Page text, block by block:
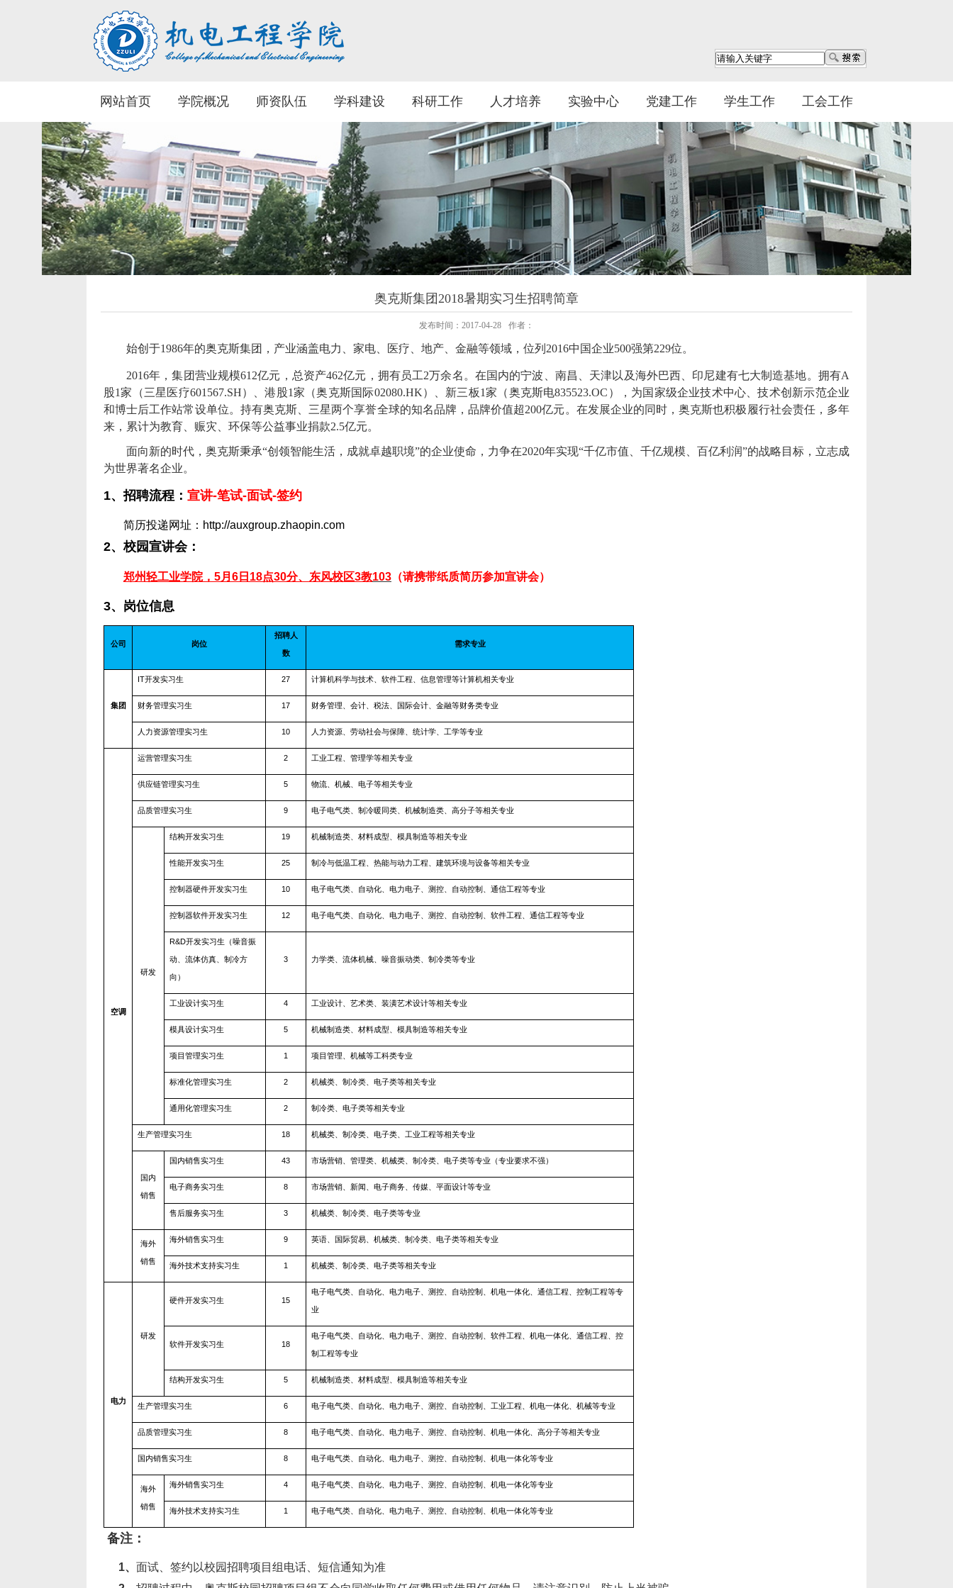
网站首页 学院概况 师资队伍 学科建设 科研工作 人才培养 实验中心 党建工作 学生工作 工会工作
奥克斯集团2018暑期实习生招聘简章
发布时间：2017-04-28 作者：
始创于1986年的奥克斯集团，产业涵盖电力、家电、医疗、地产、金融等领域，位列 2016中国企业500强第229位。
2016年，集团营业规模612亿元，总资产462亿元，拥有员工2万余名。在国内的宁波、南昌、天津以及海外巴西、印尼建有七大制造基地。拥有A
股1家（三星医疗601567.SH）、港股1家（奥克斯国际02080.HK）、新三板1家（奥克斯电835523.OC ），为国家级企业技术中心、技术创新示范企业
和博士后工作站常设单位。持有奥克斯、三星两个享誉全球的知名品牌，品牌价值超200亿元。在发展企业的同时，奥克斯也积极履行社会责任，多年
来，累计为教育、赈灾、环保等公益事业捐款2.5亿元。
面向新的时代，奥克斯秉承“创领智能生活，成就卓越职境”的企业使命，力争在2020年实现“千亿市值、千亿规模、百亿利润”的战略目标，立志成
为世界著名企业。
1、招聘流程： 宣讲-笔试-面试-签约
简历投递网址： http://auxgroup.zhaopin.com
2、校园宣讲会：
郑州轻工业学院， 5月 6日 18点30分、东风校区3教103 （请携带纸质简历参加宣讲会）
3、岗位信息
公司 岗位
招聘人
数
需求专业
集团
IT开发实习生 27 计算机科学与技术、软件工程、信息管理等计算机相关专业
财务管理实习生 17 财务管理、会计、税法、国际会计、金融等财务类专业
人力资源管理实习生 10 人力资源、劳动社会与保障、统计学、工学等专业
空调
运营管理实习生 2 工业工程、管理学等相关专业
供应链管理实习生 5 物流、机械、电子等相关专业
品质管理实习生 9 电子电气类、制冷暖同类、机械制造类、高分子等相关专业
研发
结构开发实习生 19 机械制造类、材料成型、模具制造等相关专业
性能开发实习生 25 制冷与低温工程、热能与动力工程、建筑环境与设备等相关专业
控制器硬件开发实习生 10 电子电气类、自动化、电力电子、测控、自动控制、通信工程等专业
控制器软件开发实习生 12 电子电气类、自动化、电力电子、测控、自动控制、软件工程、通信工程等专业
R&D开发实习生（噪音振
动、流体仿真、制冷方
向）
3 力学类、流体机械、噪音振动类、制冷类等专业
工业设计实习生 4 工业设计、艺术类、装潢艺术设计等相关专业
模具设计实习生 5 机械制造类、材料成型、模具制造等相关专业
项目管理实习生 1 项目管理、机械等工科类专业
标准化管理实习生 2 机械类、制冷类、电子类等相关专业
通用化管理实习生 2 制冷类、电子类等相关专业
生产管理实习生 18 机械类、制冷类、电子类、工业工程等相关专业
国内
销售
国内销售实习生 43 市场营销、管理类、机械类、制冷类、电子类等专业（专业要求不强）
电子商务实习生 8 市场营销、新闻、电子商务、传媒、平面设计等专业
售后服务实习生 3 机械类、制冷类、电子类等专业
海外
销售
海外销售实习生 9 英语、国际贸易、机械类、制冷类、电子类等相关专业
海外技术支持实习生 1 机械类、制冷类、电子类等相关专业
电力
研发
硬件开发实习生 15
电子电气类、自动化、电力电子、测控、自动控制、机电一体化、通信工程、控制工程等专
业
软件开发实习生 18
电子电气类、自动化、电力电子、测控、自动控制、软件工程、机电一体化、通信工程、控
制工程等专业
结构开发实习生 5 机械制造类、材料成型、模具制造等相关专业
生产管理实习生 6 电子电气类、自动化、电力电子、测控、自动控制、工业工程、机电一体化、机械等专业
品质管理实习生 8 电子电气类、自动化、电力电子、测控、自动控制、机电一体化、高分子等相关专业
国内销售实习生 8 电子电气类、自动化、电力电子、测控、自动控制、机电一体化等专业
海外
销售
海外销售实习生 4 电子电气类、自动化、电力电子、测控、自动控制、机电一体化等专业
海外技术支持实习生 1 电子电气类、自动化、电力电子、测控、自动控制、机电一体化等专业
备注：
1、 面试、签约以校园招聘项目组电话、短信通知为准